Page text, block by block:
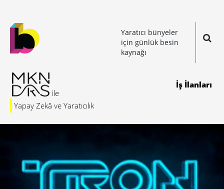
Yaratıcı bünyeler
için günlük besin
kaynağı
Yapay Zekâ ve Yaratıcılık
İş İlanları